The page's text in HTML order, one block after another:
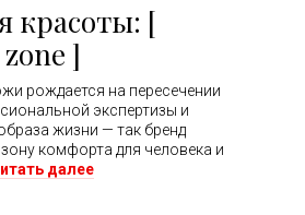
красоты: [
]
рождается на пересечении
экспертизы и
жизни — так бренд
комфорта для человека и
далее